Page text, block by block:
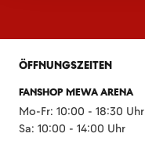
ÖFFNUNGSZEITEN
FANSHOP MEWA ARENA
Mo-Fr: 10:00 - 18:30 Uhr
Sa: 10:00 - 14:00 Uhr